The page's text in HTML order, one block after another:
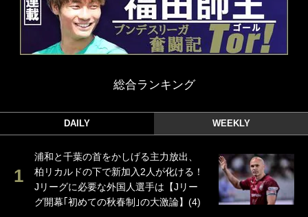
総合ランキング
DAILY WEEKLY
浦和と千葉の首をかしげる主力放出、
柏リカルドの下で新加入2人が化ける！
Jリーグに必要な外国人選手は【Jリー
グ開幕｢初めての秋春制｣の大激論】(4)